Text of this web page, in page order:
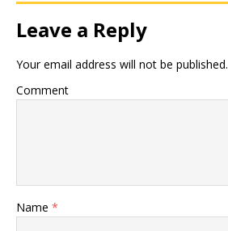
Leave a Reply
Your email address will not be published.
Comment
Name *